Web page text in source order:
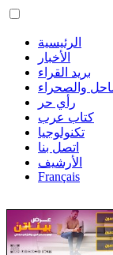
الرئيسية
الأخبار
بريد القراء
والصحراء
رأي حر
كتاب عرب
تكنولوجيا
اتصل بنا
الأرشيف
Français